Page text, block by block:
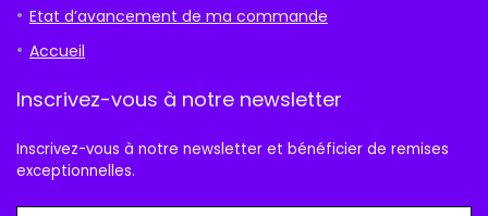
Etat d’avancement de ma commande
Accueil
Inscrivez-vous à notre newsletter
Inscrivez-vous à notre newsletter et bénéficier de remises
exceptionnelles.